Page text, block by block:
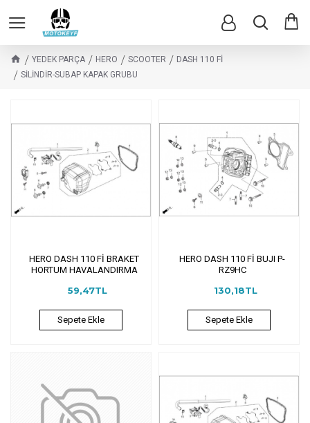
YEDEK PARÇA HERO SCOOTER
DASH 110 Fİ
SİLİNDİR-SUBAP KAPAK GRUBU
HERO DASH 110 Fİ BRAKET
HORTUM HAVALANDIRMA
59,47TL
Sepete Ekle
HERO DASH 110 Fİ BUJI P-
RZ9HC
130,18TL
Sepete Ekle